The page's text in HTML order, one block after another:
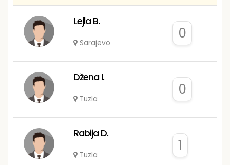
Lejla B.
Sarajevo
0
Džena I.
Tuzla
0
Rabija D.
Tuzla
1